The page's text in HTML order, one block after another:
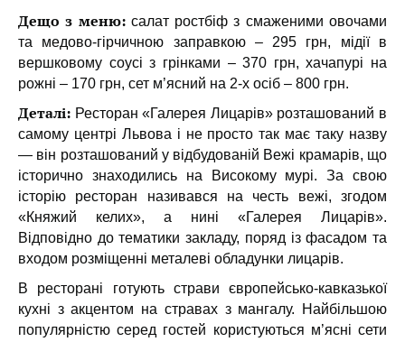
Дещо з меню:салат роcтбіф з смаженими овочами
та медово-гірчичною заправкою – 295 грн, мідії в
вершковому соусі з грінками – 370 грн, хачапурі на
рожні – 170 грн, сет м’ясний на 2-х осіб – 800 грн.
Деталі: Ресторан «Галерея Лицарів» розташований в
самому центрі Львова і не просто так має таку назву
— він розташований у відбудованій Вежі крамарів, що
історично знаходились на Високому мурі. За свою
історію ресторан називався на честь вежі, згодом
«Княжий келих», а нині «Галерея Лицарів».
Відповідно до тематики закладу, поряд із фасадом та
входом розміщенні металеві обладунки лицарів.
В ресторані готують страви європейсько-кавказької
кухні з акцентом на стравах з мангалу. Найбільшою
популярністю серед гостей користуються м’ясні сети